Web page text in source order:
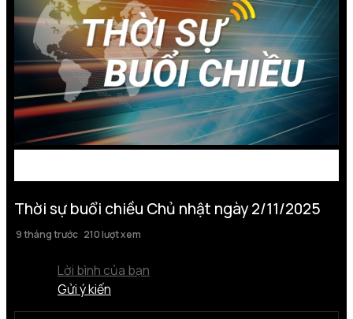
Thời sự buổi chiều Chủ nhật ngày 2/11/2025
9 tháng trước 210 lượt xem
Lời bình của bạn
Gửi ý kiến